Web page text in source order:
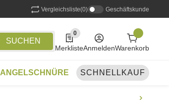
Vergleichsliste(0) Geschäftskunde
SUCHEN
0
0 Produkte in der Liste
MerklisteAnmeldenWarenkorb
ANGELSCHNÜRE ANGELSETS
SCHNELLKAUF